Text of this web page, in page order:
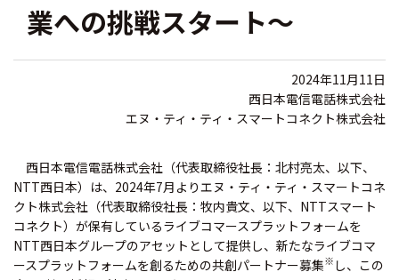
業への挑戦スタート～
2024年11月11日
西日本電信電話株式会社
エヌ・ティ・ティ・スマートコネクト株式会社
西日本電信電話株式会社（代表取締役社長：北村亮太、以下、
NTT西日本）は、2024年7月よりエヌ・ティ・ティ・スマートコネ
クト株式会社（代表取締役社長：牧内貴文、以下、NTTスマート
コネクト）が保有しているライブコマースプラットフォームを
NTT西日本グループのアセットとして提供し、新たなライブコマ
ースプラットフォームを創るための共創パートナー募集※ し、この